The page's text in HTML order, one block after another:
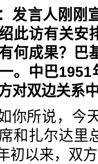
发言人刚刚
此访有关安
何成果？巴
。中巴
对双边关系
你所说，今
和扎尔达里
初以来，双